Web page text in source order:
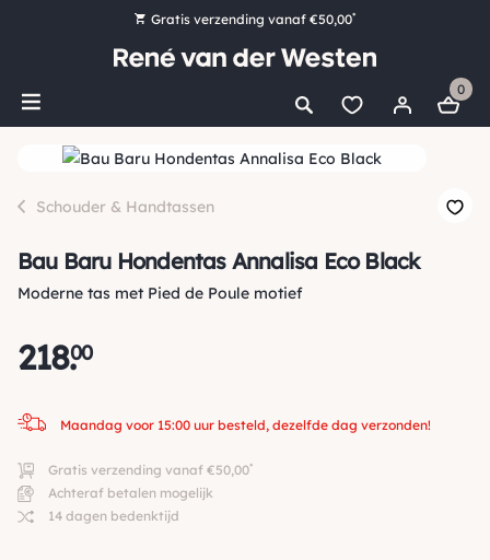
Gratis verzending vanaf €50,00*
Bestel nu, betaal later met Klarna
Ruim 16.000 artikelen op voorraad
0
Schouder & Handtassen
Bau Baru Hondentas Annalisa Eco Black
Moderne tas met Pied de Poule motief
218.
00
Maandag voor 15:00 uur besteld, dezelfde dag verzonden!
Gratis verzending vanaf €50,00*
Achteraf betalen mogelijk
14 dagen bedenktijd